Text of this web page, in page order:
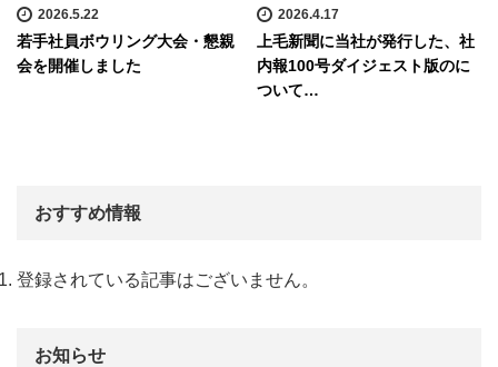
2026.5.22
若手社員ボウリング大会・懇親
会を開催しました
2026.4.17
上毛新聞に当社が発行した、社
内報100号ダイジェスト版のに
ついて…
おすすめ情報
登録されている記事はございません。
お知らせ